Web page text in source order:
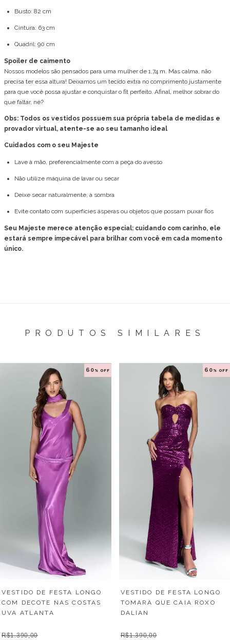
Busto: 82 cm
Cintura: 63 cm
Quadril: 90 cm
Spoiler de caimento
Nossos modelos são pensados para uma mulher de 1,74 m. Mas calma, não
precisa ter essa altura! Deixamos um tecido extra no comprimento justamente
para que você possa ajustar e conquistar o fit perfeito. Afinal, melhor sobrar do
que faltar, né?
Obs: Todos os vestidos possuem sua própria tabela de medidas e
provador virtual, atente-se ao seu tamanho ideal
Cuidados com o seu Majeste
Lave à mão, preferencialmente com a peça do avesso
Não utilize máquina de lavar ou secar
Deixe secar naturalmente, à sombra
Evite contato com superfícies ásperas ou objetos que possam puxar fios
Seu Majeste merece atenção especial: cuidando com carinho, ele
estará sempre impecável para brilhar com você em cada momento
único.
PRODUTOS SIMILARES
60 % OFF
VESTIDO DE FESTA LONGO
COM DECOTE NAS COSTAS
UVA ATLANTA
R$1.390,00
60 % OFF
VESTIDO DE FESTA LONGO
TOMARA QUE CAIA ROXO
DALIAN
R$1.390,00